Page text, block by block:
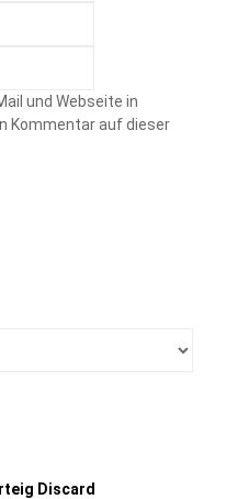
und Webseite in
Kommentar auf dieser
Discard